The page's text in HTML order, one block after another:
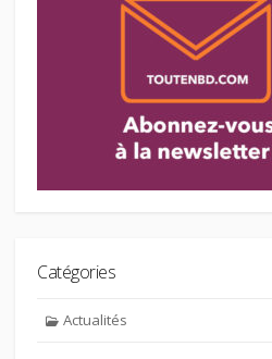
Catégories
Actualités